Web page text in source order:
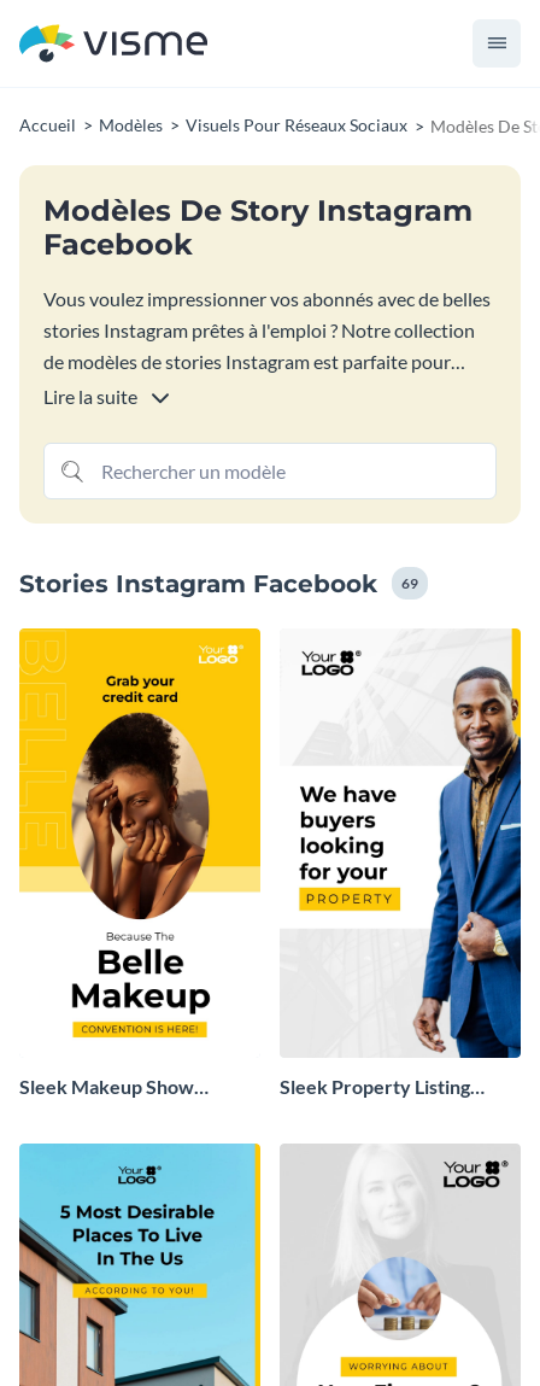
Accueil Modèles Visuels Pour Réseaux Sociaux Modèles De
Modèles De Story Instagram
Facebook
Vous voulez impressionner vos abonnés avec de belles
stories Instagram prêtes à l'emploi ? Notre collection
de modèles de stories Instagram est parfaite pour
toutes sortes d'influenceurs et de marques. Ils sont
design au niveau supérieur. Commencez à créer des
stories qui respectent votre image de marque tout en
respectant les bonnes dimensions des visuels des
Lire la suite
Stories Instagram Facebook 69
Sleek Makeup Show
Sleek Property Listing